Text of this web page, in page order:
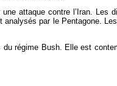
attaque contre l’Iran. Les
par le Pentagone.
régime Bush. Elle est